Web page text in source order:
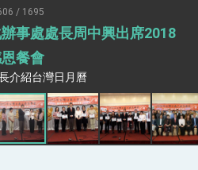
接受印尼「時代雜誌」專訪，闡
，籲深化台印尼半導體供應鏈合
議員蓋耶哥 強調美國是臺灣重
午宴歡迎美國聯邦參議員蓋耶哥
接見美國智庫「德國馬歇爾基金
，深化跨大西洋戰略夥伴關係
階段性成果 卓揆期勉爭取時間完
易協定」簽署
/ 1695
事處處長周中興出席2018
餐會
介紹台灣日月曆